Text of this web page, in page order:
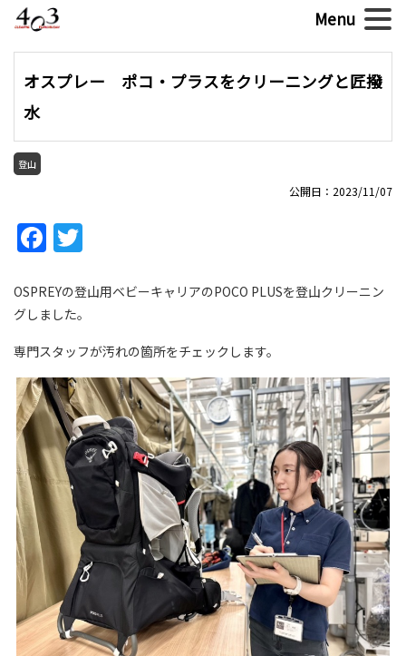
オスプレー ポコ・プラスをクリーニングと匠撥
水
登山
公開日：2023/11/07
Facebook
OSPREYの登山用ベビーキャリアのPOCO PLUSを登山クリーニン
グしました。
専門スタッフが汚れの箇所をチェックします。